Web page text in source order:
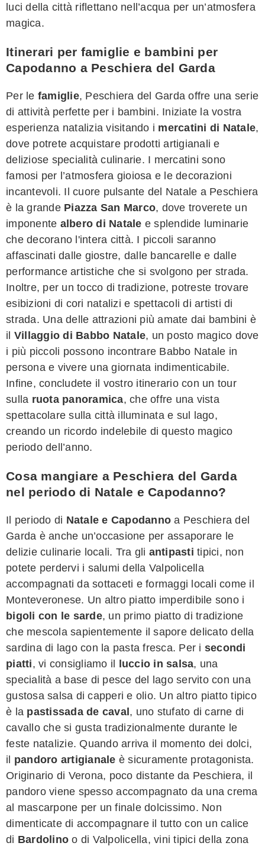
luci della città riflettano nell’acqua per un’atmosfera
magica.
Itinerari per famiglie e bambini per
Capodanno a Peschiera del Garda
Per le famiglie, Peschiera del Garda offre una serie
di attività perfette per i bambini. Iniziate la vostra
esperienza natalizia visitando i mercatini di Natale,
dove potrete acquistare prodotti artigianali e
deliziose specialità culinarie. I mercatini sono
famosi per l’atmosfera gioiosa e le decorazioni
incantevoli. Il cuore pulsante del Natale a Peschiera
è la grande Piazza San Marco, dove troverete un
imponente albero di Natale e splendide luminarie
che decorano l'intera città. I piccoli saranno
affascinati dalle giostre, dalle bancarelle e dalle
performance artistiche che si svolgono per strada.
Inoltre, per un tocco di tradizione, potreste trovare
esibizioni di cori natalizi e spettacoli di artisti di
strada. Una delle attrazioni più amate dai bambini è
il Villaggio di Babbo Natale, un posto magico dove
i più piccoli possono incontrare Babbo Natale in
persona e vivere una giornata indimenticabile.
Infine, concludete il vostro itinerario con un tour
sulla ruota panoramica, che offre una vista
spettacolare sulla città illuminata e sul lago,
creando un ricordo indelebile di questo magico
periodo dell’anno.
Cosa mangiare a Peschiera del Garda
nel periodo di Natale e Capodanno?
Il periodo di Natale e Capodanno a Peschiera del
Garda è anche un’occasione per assaporare le
delizie culinarie locali. Tra gli antipasti tipici, non
potete perdervi i salumi della Valpolicella
accompagnati da sottaceti e formaggi locali come il
Monteveronese. Un altro piatto imperdibile sono i
bigoli con le sarde, un primo piatto di tradizione
che mescola sapientemente il sapore delicato della
sardina di lago con la pasta fresca. Per i secondi
piatti, vi consigliamo il luccio in salsa, una
specialità a base di pesce del lago servito con una
gustosa salsa di capperi e olio. Un altro piatto tipico
è la pastissada de caval, uno stufato di carne di
cavallo che si gusta tradizionalmente durante le
feste natalizie. Quando arriva il momento dei dolci,
il pandoro artigianale è sicuramente protagonista.
Originario di Verona, poco distante da Peschiera, il
pandoro viene spesso accompagnato da una crema
al mascarpone per un finale dolcissimo. Non
dimenticate di accompagnare il tutto con un calice
di Bardolino o di Valpolicella, vini tipici della zona